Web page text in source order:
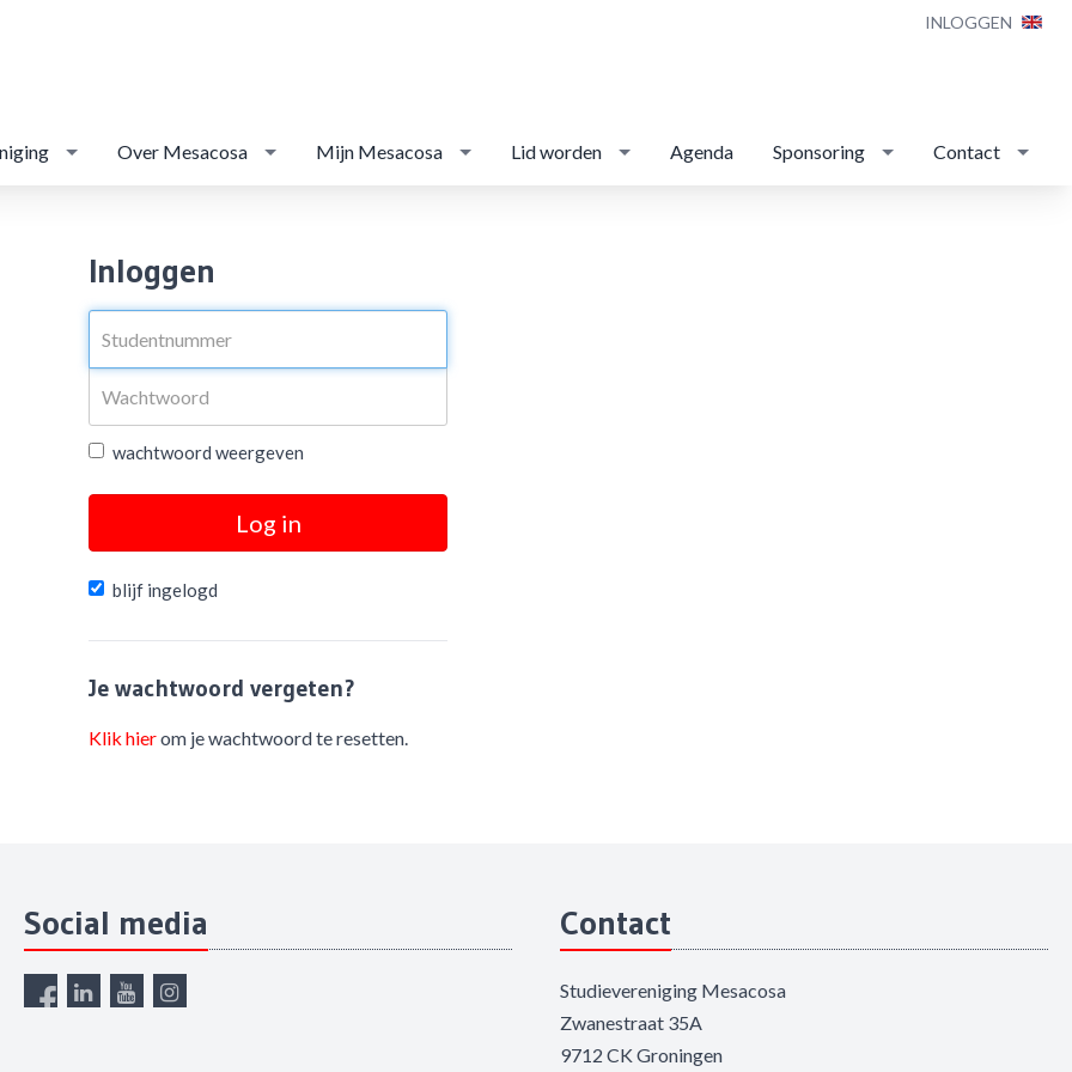
INLOGGEN
Over Mesacosa Mijn Mesacosa Lid worden Agenda Sponsoring Contact
Inloggen
wachtwoord weergeven
Log in
blijf ingelogd
Je wachtwoord vergeten?
Klik hierom je wachtwoord te resetten.
Social media Contact
Studievereniging Mesacosa
Zwanestraat 35A
9712 CK Groningen